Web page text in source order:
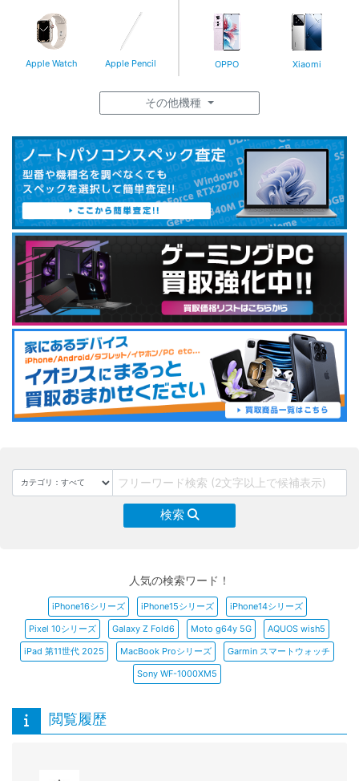
Apple Watch Apple Pencil OPPO Xiaomi
その他機種
検索
人気の検索ワード！
iPhone16シリーズ iPhone15シリーズ
iPhone14シリーズ
Pixel 10シリーズ
Galaxy Z Fold6 Moto g64y 5G
AQUOS wish5
iPad 第11世代 2025
MacBook Proシリーズ
Garmin スマートウォッチ
Sony WF-1000XM5
閲覧履歴